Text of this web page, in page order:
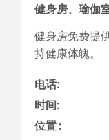
健身房、瑜伽
健身房免费提
持健康体魄。
电话:
时间:
位置 :